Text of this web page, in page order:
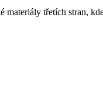
materiály třetích stran,